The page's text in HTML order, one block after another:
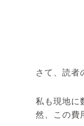
さて、読者
私も現地に
然、この費